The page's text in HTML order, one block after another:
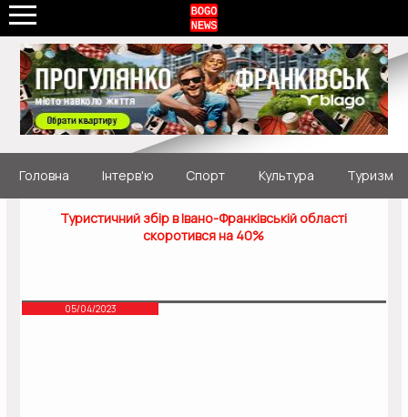
Головна Інтерв'ю Спорт Культура Туризм
Туристичний збір в Івано-Франківській області
скоротився на 40%
05/04/2023